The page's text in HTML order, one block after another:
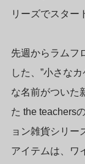
リーズでスター
先週からラムフ
した、”小さな
な名前がついた
た the teachers
ョン雑貨シリー
アイテムは、ワ